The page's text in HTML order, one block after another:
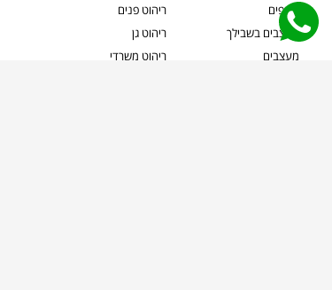
סניפים
מעצבים בשבילך
מעצבים
ריהוט פנים
ריהוט גן
ריהוט משרדי